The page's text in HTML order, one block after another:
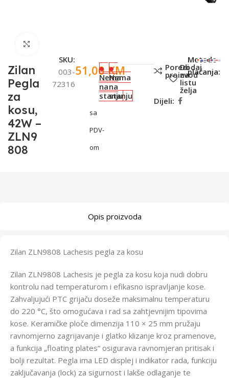
Zilan
Pegla
za
kosu,
42W –
ZLN9
808
SKU:
003-
72316
51,00KM
sa
PDV-
om
Nema
na
stanju
Nema
na
stanju
Poredi
proizvod
Dodaj
na
listu
želja
Dijeli:
Metode
plaćanja:
Opis proizvoda
Zilan ZLN9808 Lachesis pegla za kosu
Zilan ZLN9808 Lachesis je pegla za kosu koja nudi dobru
kontrolu nad temperaturom i efikasno ispravljanje kose.
Zahvaljujući PTC grijaču doseže maksimalnu temperaturu
do 220 °C, što omogućava i rad sa zahtjevnijim tipovima
kose. Keramičke ploče dimenzija 110 × 25 mm pružaju
ravnomjerno zagrijavanje i glatko klizanje kroz pramenove,
a funkcija „floating plates“ osigurava ravnomjeran pritisak i
bolji rezultat. Pegla ima LED displej i indikator rada, funkciju
zaključavanja (lock) za sigurnost i lakše odlaganje te